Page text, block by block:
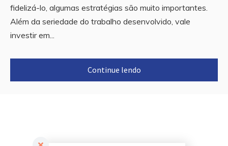
fidelizá-lo, algumas estratégias são muito importantes.
Além da seriedade do trabalho desenvolvido, vale
investir em...
Continue lendo